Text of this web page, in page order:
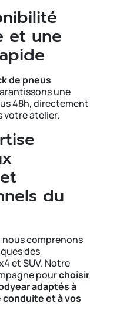
et une
de pneus
une
48h, directement
votre atelier.
du
nous comprenons
des
et SUV. Notre
pourchoisir
adaptés à
et à vos